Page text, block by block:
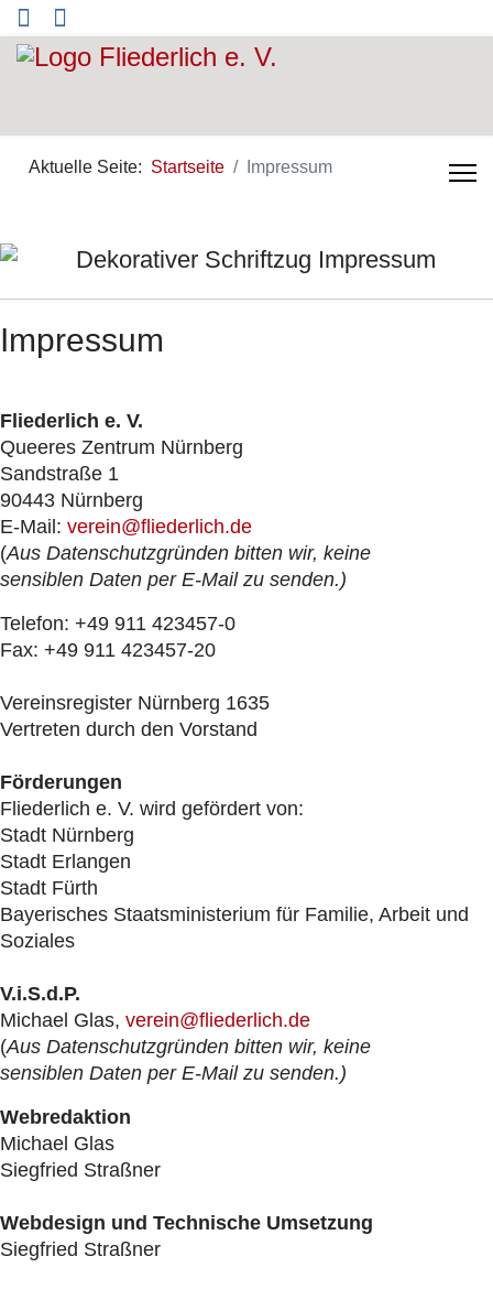
Aktuelle Seite: Startseite Impressum
Impressum
Fliederlich e. V.
Queeres Zentrum Nürnberg
Sandstraße 1
90443 Nürnberg
E-Mail: verein@fliederlich.de
(Aus Datenschutzgründen bitten wir, keine
sensiblen Daten per E-Mail zu senden.)
Telefon: +49 911 423457-0
Fax: +49 911 423457-20
Vereinsregister Nürnberg 1635
Vertreten durch den Vorstand
Förderungen
Fliederlich e. V. wird gefördert von:
Stadt Nürnberg
Stadt Erlangen
Stadt Fürth
Bayerisches Staatsministerium für Familie, Arbeit und
Soziales
V.i.S.d.P.
Michael Glas, verein@fliederlich.de
(Aus Datenschutzgründen bitten wir, keine
sensiblen Daten per E-Mail zu senden.)
Webredaktion
Michael Glas
Siegfried Straßner
Webdesign und Technische Umsetzung
Siegfried Straßner